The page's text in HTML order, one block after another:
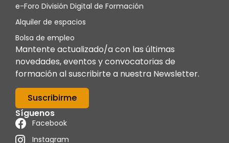
e-Foro División Digital de Formación
Alquiler de espacios
Bolsa de empleo
Mantente actualizado/a con las últimas
novedades, eventos y convocatorias de
formación al suscribirte a nuestra Newsletter.
Suscribirme
Síguenos
Facebook
Instagram